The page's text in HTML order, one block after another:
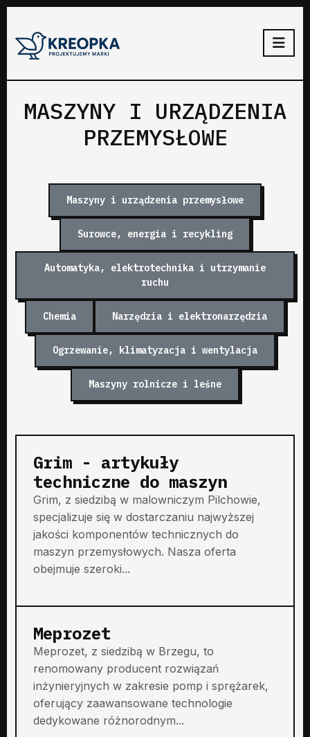
MASZYNY I URZĄDZENIA
PRZEMYSŁOWE
Maszyny i urządzenia przemysłowe
Surowce, energia i recykling
Automatyka, elektrotechnika i utrzymanie
ruchu
Chemia Narzędzia i elektronarzędzia
Ogrzewanie, klimatyzacja i wentylacja
Maszyny rolnicze i leśne
Grim - artykuły
techniczne do maszyn
Grim, z siedzibą w malowniczym Pilchowie,
specjalizuje się w dostarczaniu najwyższej
jakości komponentów technicznych do
maszyn przemysłowych. Nasza oferta
obejmuje szeroki...
Meprozet
Meprozet, z siedzibą w Brzegu, to
renomowany producent rozwiązań
inżynieryjnych w zakresie pomp i sprężarek,
oferujący zaawansowane technologie
dedykowane różnorodnym...